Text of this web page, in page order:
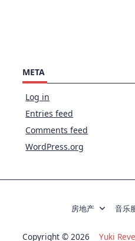
META
Log in
Entries feed
Comments feed
WordPress.org
房地产 音乐
Copyright © 2026 Yuki